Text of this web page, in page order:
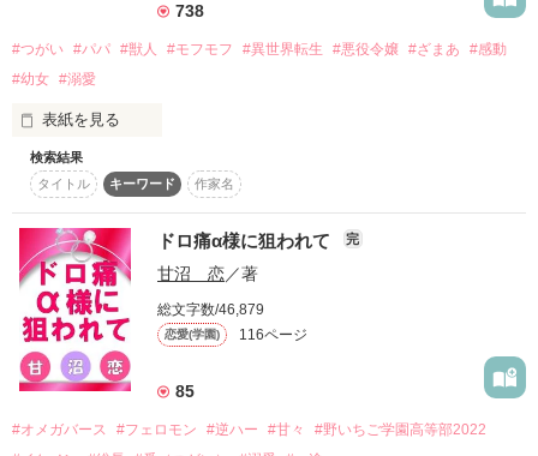
温厚(？)な犬系α生徒会長
Saryu Seita
｡.｡･.｡*ﾟ+｡｡.｡･.｡*ﾟ+｡｡.｡･.｡*ﾟ+｡｡.｡･.｡
温厚な佐柳が襲ったりするはずないってどこかで思っていた。
だけど佐柳は、簡単に私を組み敷いて
痛覚のない神様みたいな目をする。
「α相手でもなんとかできるんだろ。　してみれば？」
結婚相手である東雲家当主の暗殺。
和葉の唇には、ひとたび口づけを交わせば
相手を死に至らしめるという恐ろしい呪術がかけられる。
両親からの期待に応え
愛を注がれたいとただ一心に思う和葉は、
偽の花嫁として当主の玻玖に近づく。
ところが、玻玖は
そんな和葉をこれ以上ないほどに寵愛する。
738
#つがい #パパ #獣人 #モフモフ #異世界転生 #悪役令嬢 #ざまあ
#感動
#幼女 #溺愛
表紙を見る
愛されたくても私が本当に愛されるわけがない、だって悪役令
嬢だもの。
この世界がヒロインのために出来ていることなんてとっくに知
ってる。
お父様の溺愛も、お兄様の溺愛も、なぜかしつこい美形家庭教
検索結果
タイトル
キーワード 作家名
ドロ痛α様に狙われて 完
甘沼 恋／著
総文字数/46,879
恋愛(学園) 116ページ
85
#オメガバース #フェロモン #逆ハー #甘々
#野いちご学園高等部2022